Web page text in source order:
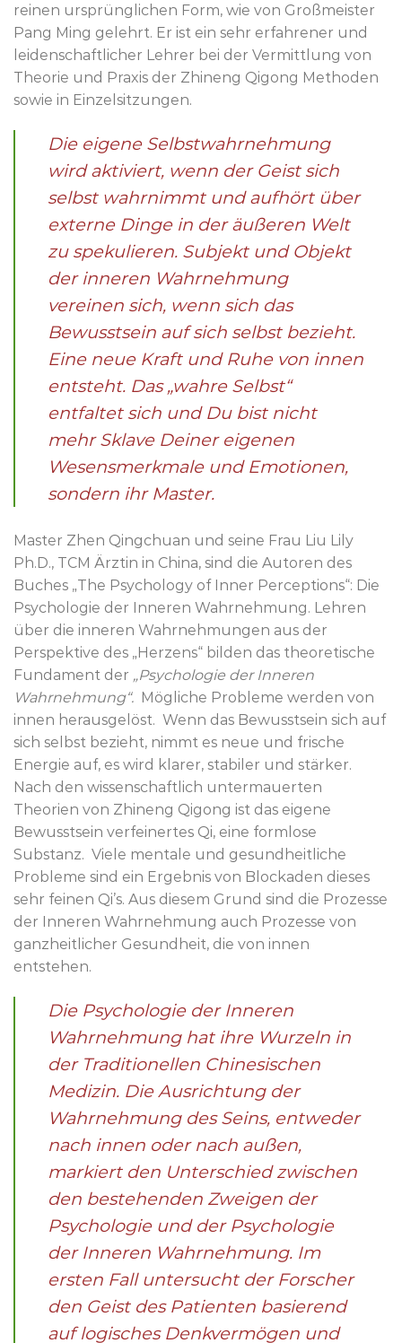
reinen ursprünglichen Form, wie von Großmeister
Pang Ming gelehrt. Er ist ein sehr erfahrener und
leidenschaftlicher Lehrer bei der Vermittlung von
Theorie und Praxis der Zhineng Qigong Methoden
sowie in Einzelsitzungen.
Die eigene Selbstwahrnehmung
wird aktiviert, wenn der Geist sich
selbst wahrnimmt und aufhört über
externe Dinge in der äußeren Welt
zu spekulieren. Subjekt und Objekt
der inneren Wahrnehmung
vereinen sich, wenn sich das
Bewusstsein auf sich selbst bezieht.
Eine neue Kraft und Ruhe von innen
entsteht. Das „wahre Selbst“
entfaltet sich und Du bist nicht
mehr Sklave Deiner eigenen
Wesensmerkmale und Emotionen,
sondern ihr Master.
Master Zhen Qingchuan und seine Frau Liu Lily
Ph.D., TCM Ärztin in China, sind die Autoren des
Buches „The Psychology of Inner Perceptions“: Die
Psychologie der Inneren Wahrnehmung. Lehren
über die inneren Wahrnehmungen aus der
Perspektive des „Herzens“ bilden das theoretische
Fundament der „Psychologie der Inneren
Wahrnehmung“. Mögliche Probleme werden von
innen herausgelöst. Wenn das Bewusstsein sich auf
sich selbst bezieht, nimmt es neue und frische
Energie auf, es wird klarer, stabiler und stärker.
Nach den wissenschaftlich untermauerten
Theorien von Zhineng Qigong ist das eigene
Bewusstsein verfeinertes Qi, eine formlose
Substanz. Viele mentale und gesundheitliche
Probleme sind ein Ergebnis von Blockaden dieses
sehr feinen Qi’s. Aus diesem Grund sind die Prozesse
der Inneren Wahrnehmung auch Prozesse von
ganzheitlicher Gesundheit, die von innen
entstehen.
Die Psychologie der Inneren
Wahrnehmung hat ihre Wurzeln in
der Traditionellen Chinesischen
Medizin. Die Ausrichtung der
Wahrnehmung des Seins, entweder
nach innen oder nach außen,
markiert den Unterschied zwischen
den bestehenden Zweigen der
Psychologie und der Psychologie
der Inneren Wahrnehmung. Im
ersten Fall untersucht der Forscher
den Geist des Patienten basierend
auf logisches Denkvermögen und